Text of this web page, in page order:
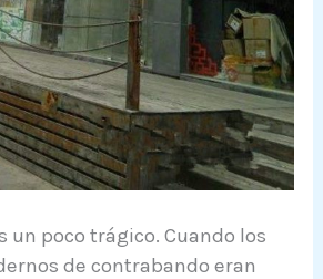
un poco trágico. Cuando los
de contrabando eran